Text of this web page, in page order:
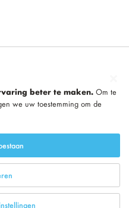
beter te maken. Om te
we uw toestemming om de